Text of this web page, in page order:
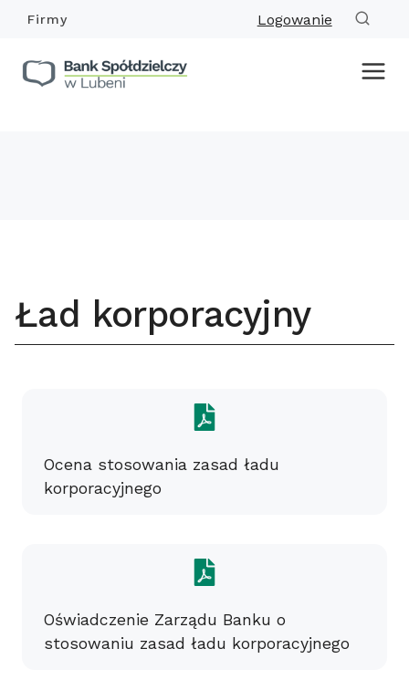
Przejdź
treści
Firmy Logowanie
Ład korporacyjny
Ocena stosowania zasad ładu
korporacyjnego
Oświadczenie Zarządu Banku o
stosowaniu zasad ładu korporacyjnego